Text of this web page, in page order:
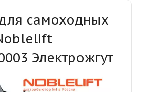
самоходных
Электрожгут